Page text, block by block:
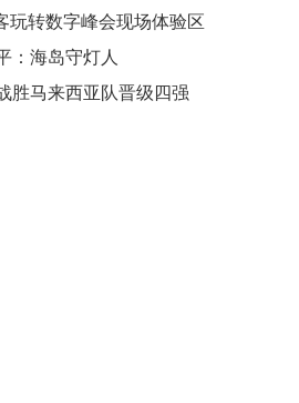
玩转数字峰会现场体验区
：海岛守灯人
胜马来西亚队晋级四强